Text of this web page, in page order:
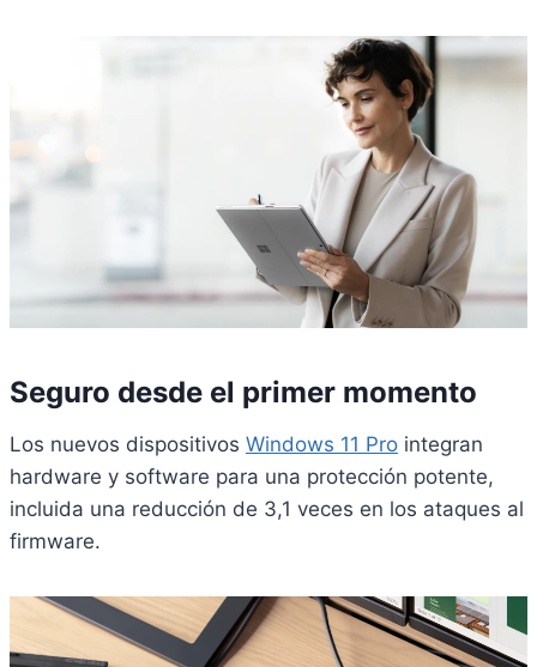
Seguro desde el primer momento
Los nuevos dispositivos Windows 11 Pro integran
hardware y software para una protección potente,
incluida una reducción de 3,1 veces en los ataques al
firmware.